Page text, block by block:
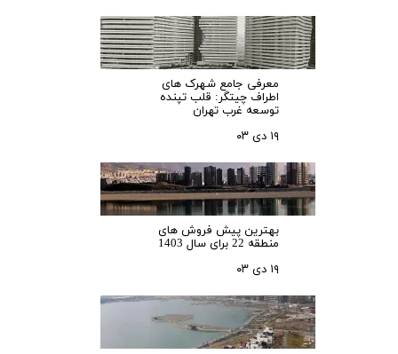
معرفی جامع شهرک‌ های
اطراف چیتگر: قلب تپنده
توسعه غرب تهران
۱۹ دی ۰۳
بهترین پیش فروش های
منطقه 22 برای سال 1403
۱۹ دی ۰۳